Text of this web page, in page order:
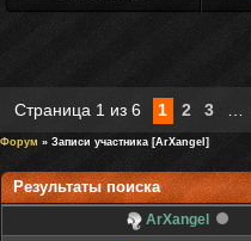
Страница 1 из 6 1 2 3
Форум » Записи участника [ArXangel]
Результаты поиска
ArXangel